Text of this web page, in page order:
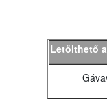
Letölthető